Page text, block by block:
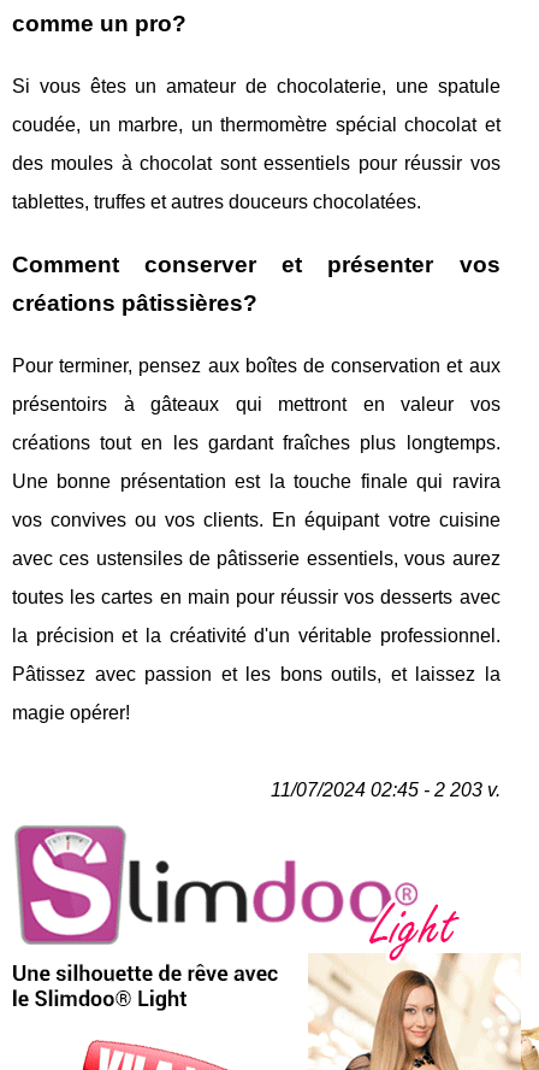
comme un pro?
Si vous êtes un amateur de chocolaterie, une spatule
coudée, un marbre, un thermomètre spécial chocolat et
des moules à chocolat sont essentiels pour réussir vos
tablettes, truffes et autres douceurs chocolatées.
Comment conserver et présenter vos
créations pâtissières?
Pour terminer, pensez aux boîtes de conservation et aux
présentoirs à gâteaux qui mettront en valeur vos
créations tout en les gardant fraîches plus longtemps.
Une bonne présentation est la touche finale qui ravira
vos convives ou vos clients. En équipant votre cuisine
avec ces ustensiles de pâtisserie essentiels, vous aurez
toutes les cartes en main pour réussir vos desserts avec
la précision et la créativité d'un véritable professionnel.
Pâtissez avec passion et les bons outils, et laissez la
magie opérer!
11/07/2024 02:45 - 2 203 v.